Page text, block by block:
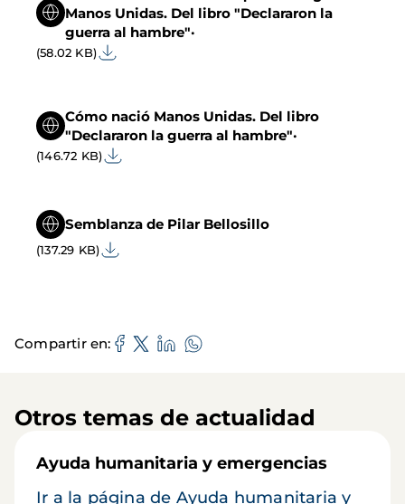
Manos Unidas. Del libro "Declararon la
guerra al hambre"·
(58.02 KB)
Cómo nació Manos Unidas. Del libro
"Declararon la guerra al hambre"·
(146.72 KB)
Semblanza de Pilar Bellosillo
(137.29 KB)
Compartir en
Otros temas de actualidad
Ayuda humanitaria y emergencias
Ir a la página de Ayuda humanitaria y